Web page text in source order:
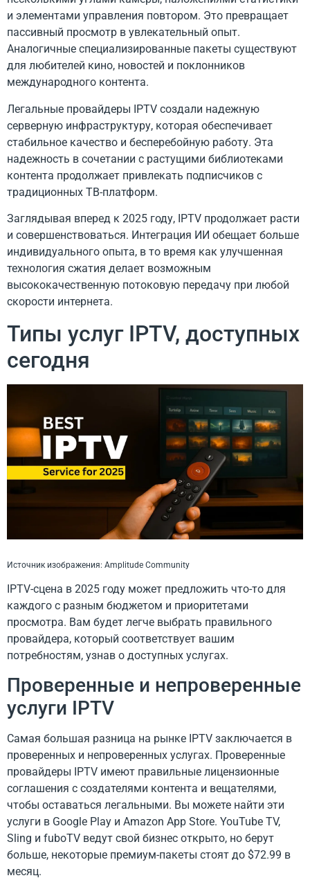
и элементами управления повтором. Это превращает
пассивный просмотр в увлекательный опыт.
Аналогичные специализированные пакеты существуют
для любителей кино, новостей и поклонников
международного контента.
Легальные провайдеры IPTV создали надежную
серверную инфраструктуру, которая обеспечивает
стабильное качество и бесперебойную работу. Эта
надежность в сочетании с растущими библиотеками
контента продолжает привлекать подписчиков с
традиционных ТВ-платформ.
Заглядывая вперед к 2025 году, IPTV продолжает расти
и совершенствоваться. Интеграция ИИ обещает больше
индивидуального опыта, в то время как улучшенная
технология сжатия делает возможным
высококачественную потоковую передачу при любой
скорости интернета.
Типы услуг IPTV, доступных
сегодня
Источник изображения: Amplitude Community
IPTV-сцена в 2025 году может предложить что-то для
каждого с разным бюджетом и приоритетами
просмотра. Вам будет легче выбрать правильного
провайдера, который соответствует вашим
потребностям, узнав о доступных услугах.
Проверенные и непроверенные
услуги IPTV
Самая большая разница на рынке IPTV заключается в
проверенных и непроверенных услугах. Проверенные
провайдеры IPTV имеют правильные лицензионные
соглашения с создателями контента и вещателями,
чтобы оставаться легальными. Вы можете найти эти
услуги в Google Play и Amazon App Store. YouTube TV,
Sling и fuboTV ведут свой бизнес открыто, но берут
больше, некоторые премиум-пакеты стоят до $72.99 в
месяц.